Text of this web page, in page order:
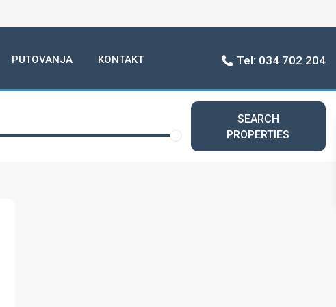
PUTOVANJA KONTAKT Tel: 034 702 204
SEARCH
PROPERTIES